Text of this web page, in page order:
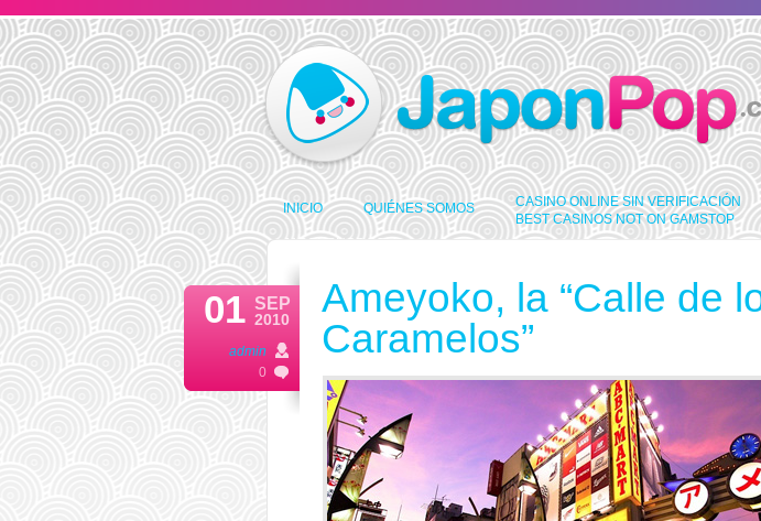
INICIO QUIÉNES SOMOS CASINO ONLINE SIN VERIFICACIÓN
BEST CASINOS NOT ON GAMSTOP
JAPONSHOP.COM
SEP
2010
01
admin
0
Ameyoko, la “Calle de
Caramelos”